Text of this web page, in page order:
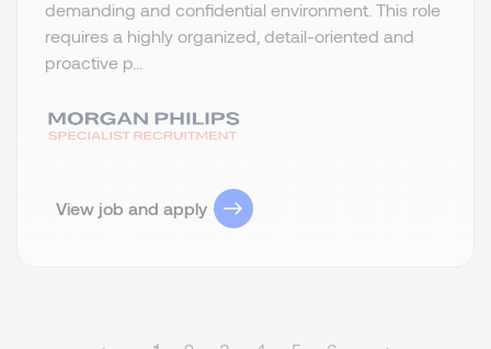
demanding and confidential environment. This role
requires a highly organized, detail-oriented and
proactive p...
View job and apply